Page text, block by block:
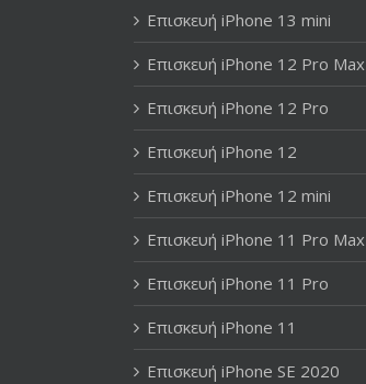
Επισκευή iPhone 13 mini
Επισκευή iPhone 12 Pro Max
Επισκευή iPhone 12 Pro
Επισκευή iPhone 12
Επισκευή iPhone 12 mini
Επισκευή iPhone 11 Pro Max
Επισκευή iPhone 11 Pro
Επισκευή iPhone 11
Επισκευή iPhone SE 2020